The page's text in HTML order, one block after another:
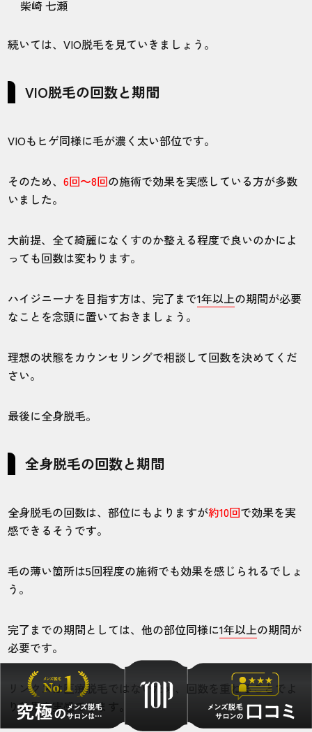
柴崎 七瀬
続いては、VIO脱毛を見ていきましょう。
VIO脱毛の回数と期間
VIOもヒゲ同様に毛が濃く太い部位です。
そのため、6回〜8回の施術で効果を実感している方が多数
いました。
大前提、全て綺麗になくすのか整える程度で良いのかによ
っても回数は変わります。
ハイジニーナを目指す方は、完了まで1年以上の期間が必要
なことを念頭に置いておきましょう。
理想の状態をカウンセリングで相談して回数を決めてくだ
さい。
最後に全身脱毛。
全身脱毛の回数と期間
全身脱毛の回数は、部位にもよりますが約10回で効果を実
感できるそうです。
毛の薄い箇所は5回程度の施術でも効果を感じられるでしょ
う。
完了までの期間としては、他の部位同様に1年以上の期間が
必要です。
リンクスは医療脱毛ではないため、回数を重ねることでよ
り効果を実感できます。